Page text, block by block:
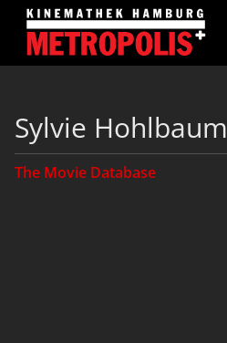
Sylvie Hohlbaum
The Movie Database